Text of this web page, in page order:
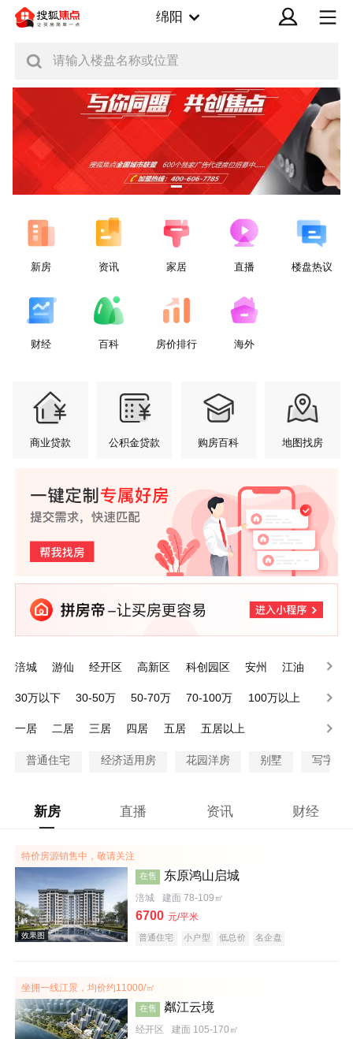
绵阳
请输入楼盘名称或位置
新房 资讯 家居 直播 楼盘热议
财经 百科 房价排行 海外
商业贷款 公积金贷款 购房百科 地图找房
涪城 游仙 经开区 高新区 科创园区 安州
江油
30万以下
30-50万 50-70万 70-100万 100万以上
一居 二居 三居 四居 五居 五居以上
普通住宅 经济适用房 花园洋房 别墅 写字楼
新房 直播 资讯 财经
特价房源销售中，敬请关注
在售 东原鸿山启城
涪城 建面 78-109㎡
6700 元/平米
普通住宅 小户型 低总价 名企盘
坐拥一线江景，均价约11000/㎡
在售 粼江云境
经开区 建面 105-170㎡